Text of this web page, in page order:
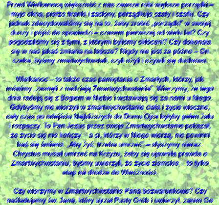
Przed Wielkanocą większość z nas zawsze robi większe porządki –
myje okna, pierze firanki i zasłony, porządkuje szafy i szafki. Czy
jednak zdecydowaliśmy się na to, żeby zrobić „porządki” w swojej
duszy i pójść do spowiedzi – czasem pierwszej od wielu lat? Czy
pogodziliśmy się z tymi, z którymi byliśmy skłóceni? Czy dokonała
się w nas jakaś zmiana na lepsze? Nigdy nie jest za późno – On
czeka, byśmy zmartwychwstali, czyli ożyli i ożywili się duchowo.
Wielkanoc – to także czas pamiętania o Zmarłych, którzy, jak
mówimy „zasnęli z nadzieją Zmartwychwstania”. Wierzymy, że tego
dnia radują się z Bogiem w Niebie i wstawiają się za nami u Niego.
Gdybyśmy nie wierzyli w zmartwychwstanie ciała i życie wieczne,
cały czas po odejściu Najbliższych do Domu Ojca byłyby pełen żalu
i rozpaczy. To Pan Jezus przez swoje Zmartwychwstanie pokazał,
że życie się nie kończy – a ci, którzy w Niego wierzą, nie powinni
bać się śmierci. „Aby żyć, trzeba umrzeć” – słyszymy nieraz.
Chrystus musiał umrzeć na Krzyżu, żeby się ujawniła prawda o
Zmartwychwstaniu, byśmy uwierzyli, że życie ziemskie – to tylko
etap na drodze do Wieczności.
Czy wierzymy w Zmartwychwstanie Pana bezwarunkowo? Czy
naśladujemy św. Jana, który ujrzał Pusty Grób i uwierzył, zanim Go